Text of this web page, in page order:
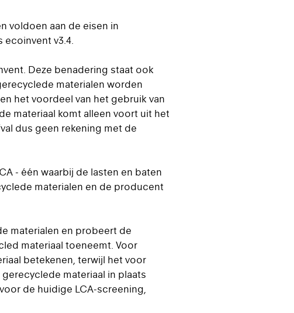
voldoen aan de eisen in
ecoinvent v3.4.
Deze benadering staat ook
materialen worden
het voordeel van het gebruik van
materiaal komt alleen voort uit het
dus geen rekening met de
- één waarbij de lasten en baten
materialen en de producent
materialen en probeert de
materiaal toeneemt. Voor
betekenen, terwijl het voor
materiaal in plaats
de huidige LCA-screening,